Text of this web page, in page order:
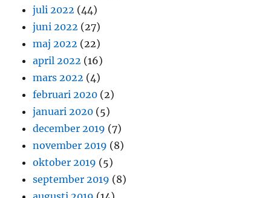
juli 2022 (44)
juni 2022 (27)
maj 2022 (22)
april 2022 (16)
mars 2022 (4)
februari 2020 (2)
januari 2020 (5)
december 2019 (7)
november 2019 (8)
oktober 2019 (5)
september 2019 (8)